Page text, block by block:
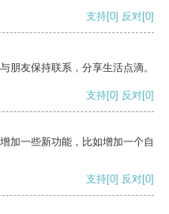
支持[0] 反对[0]
朋友保持联系，分享生活点滴。
支持[0] 反对[0]
加一些新功能，比如增加一个自
支持[0] 反对[0]